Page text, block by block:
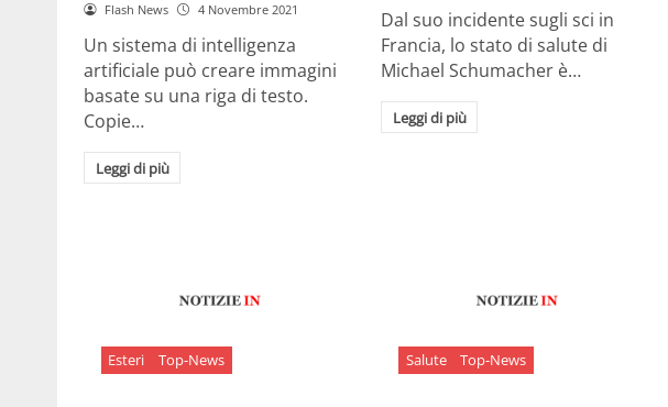
Flash News 4 Novembre 2021
Un sistema di intelligenza
artificiale può creare immagini
basate su una riga di testo.
Copie…
Leggi di più
Dal suo incidente sugli sci in
Francia, lo stato di salute di
Michael Schumacher è…
Leggi di più
Esteri Top-News Salute Top-News